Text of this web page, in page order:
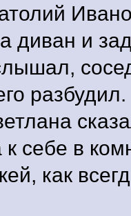
диван и
разбудил.
себе в
как